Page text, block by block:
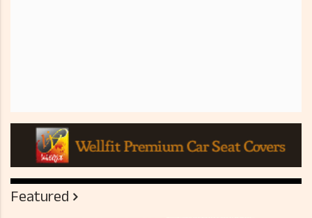
Featured